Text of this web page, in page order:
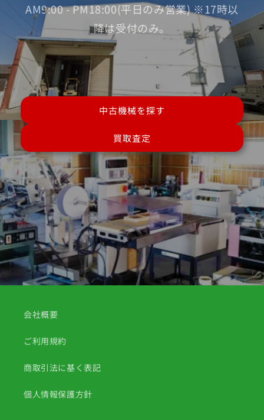
AM9:00 - PM18:00(平日のみ営業) ※17時以
降は受付のみ。
中古機械を探す
買取査定
会社概要
ご利用規約
商取引法に基く表記
個人情報保護方針